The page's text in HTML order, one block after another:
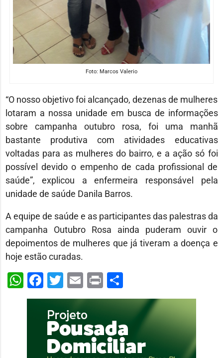
Foto: Marcos Valerio
“O nosso objetivo foi alcançado, dezenas de mulheres
lotaram a nossa unidade em busca de informações
sobre campanha outubro rosa, foi uma manhã
bastante produtiva com atividades educativas
voltadas para as mulheres do bairro, e a ação só foi
possível devido o empenho de cada profissional de
saúde”, explicou a enfermeira responsável pela
unidade de saúde Danila Barros.
A equipe de saúde e as participantes das palestras da
campanha Outubro Rosa ainda puderam ouvir o
depoimentos de mulheres que já tiveram a doença e
hoje estão curadas.
WhatsApp
Facebook
Twitter
Email
PrintShare